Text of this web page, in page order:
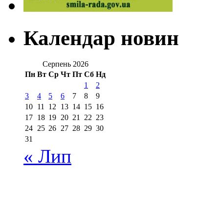
Календар новин
Серпень 2026
Пн Вт Ср Чт Пт Сб Нд
1
2
3
4 5 6 7 8
9
10 11 12 13 14 15 16
17 18 19 20 21 22 23
24 25 26 27 28 29 30
31
« Лип